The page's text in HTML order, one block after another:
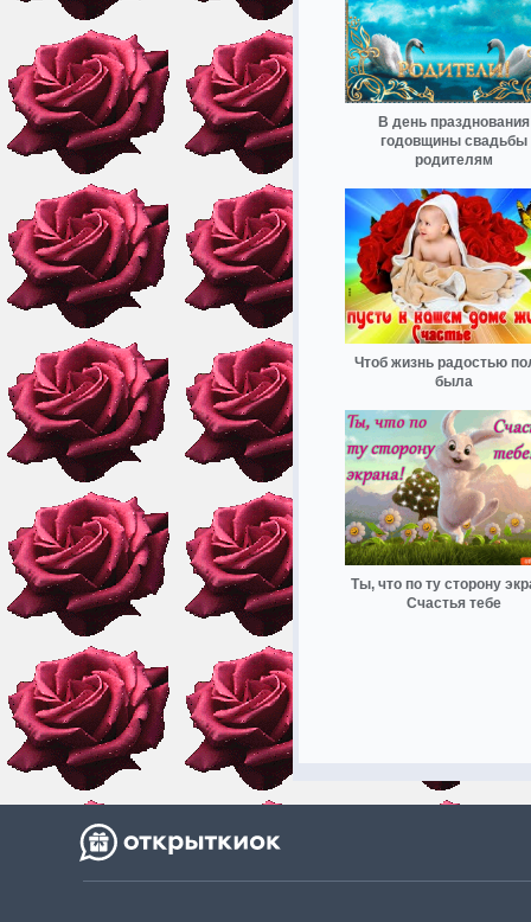
В день празднования
годовщины свадьбы
родителям
Чтоб жизнь радостью
была
Ты, что по ту сторону
Счастья тебе